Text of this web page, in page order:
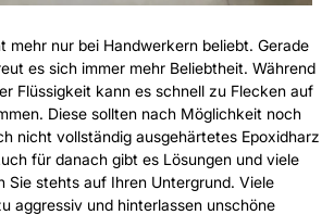
mehr nur bei Handwerkern beliebt. Gerade
es sich immer mehr Beliebtheit. Während
Flüssigkeit kann es schnell zu Flecken auf
Diese sollten nach Möglichkeit noch
nicht vollständig ausgehärtetes Epoxidharz
für danach gibt es Lösungen und viele
Sie stehts auf Ihren Untergrund. Viele
aggressiv und hinterlassen unschöne